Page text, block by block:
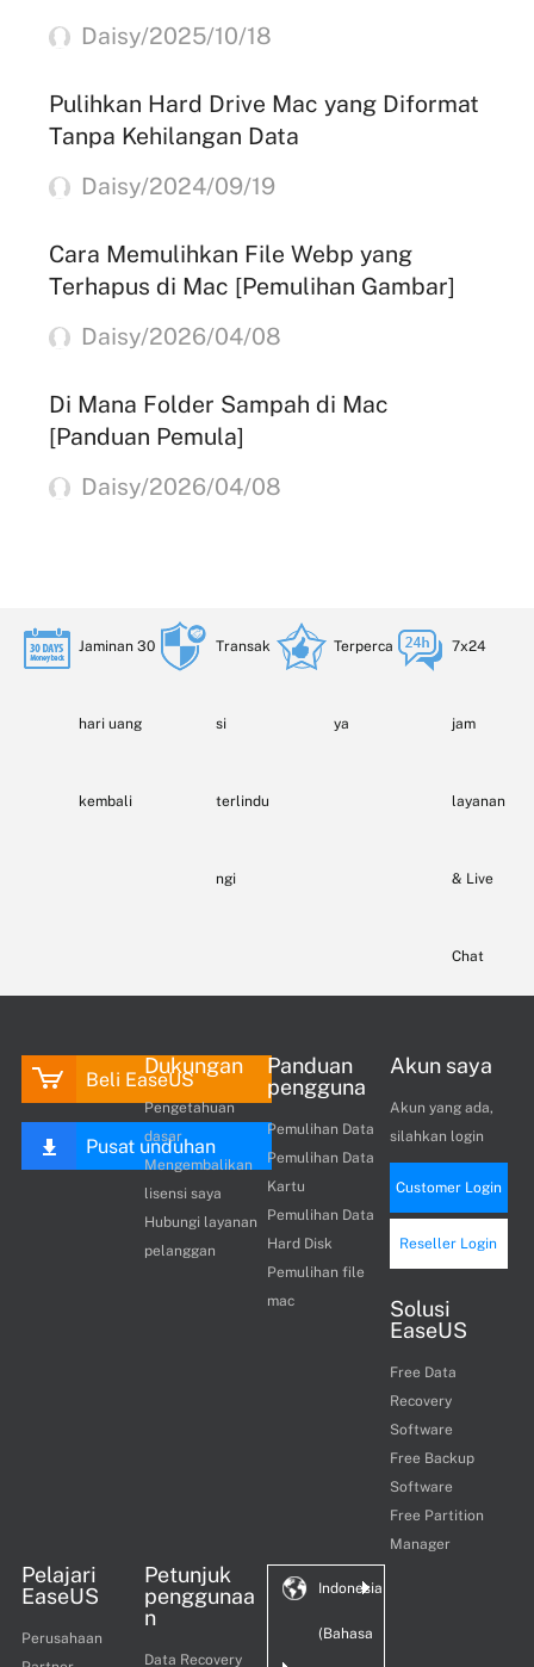
Daisy/2025/10/18
Pulihkan Hard Drive Mac yang Diformat
Tanpa Kehilangan Data
Daisy/2024/09/19
Cara Memulihkan File Webp yang
Terhapus di Mac [Pemulihan Gambar]
Daisy/2026/04/08
Di Mana Folder Sampah di Mac
[Panduan Pemula]
Daisy/2026/04/08
Jaminan 30
hari uang
kembali
Transak
si
terlindu
ngi
Terperca
ya
7x24
jam
layanan
& Live
Chat
Beli EaseUS
Pusat unduhan
Dukungan
Pengetahuan
dasar
Mengembalikan
lisensi saya
Hubungi layanan
pelanggan
Panduan
pengguna
Pemulihan Data
Pemulihan Data
Kartu
Pemulihan Data
Hard Disk
Pemulihan file
mac
Akun saya
Akun yang ada,
silahkan login
Customer Login
Reseller Login
Solusi
EaseUS
Free Data
Recovery
Software
Free Backup
Software
Free Partition
Manager
Pelajari
EaseUS
Perusahaan
Petunjuk
penggunaa
n
Data Recovery
Indonesia
(Bahasa